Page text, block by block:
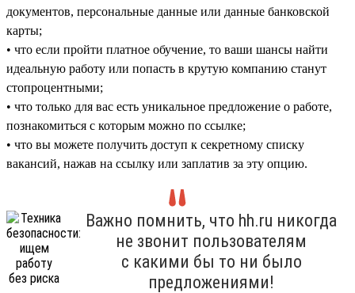
документов, персональные данные или данные банковской
карты;
• что если пройти платное обучение, то ваши шансы найти
идеальную работу или попасть в крутую компанию станут
стопроцентными;
• что только для вас есть уникальное предложение о работе,
познакомиться с которым можно по ссылке;
• что вы можете получить доступ к секретному списку
вакансий, нажав на ссылку или заплатив за эту опцию.
Важно помнить, что hh.ru никогда
не звонит пользователям
с какими бы то ни было
предложениями!